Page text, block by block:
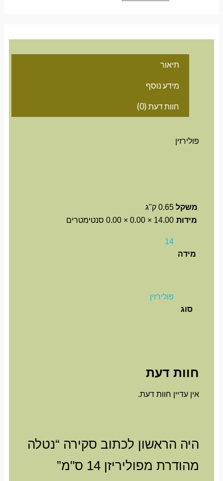
תיאור
מידע נוסף
חוות דעת (0)
פולירזין
משקל 0.65 ק"ג
מידות 14.00 × 0.00 × 0.00 סנטימטרים
מידה
סוג
פולירזין
חוות דעת
אין עדיין חוות דעת.
היה הראשון לכתוב סקירה “נטלה
מהודרת מפוליריזן 14 ס"מ”